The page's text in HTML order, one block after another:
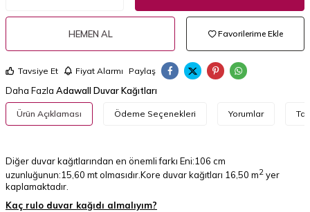
HEMEN AL Favorilerime Ekle
Tavsiye Et Fiyat Alarmı Paylaş
Daha Fazla Adawall Duvar Kağıtları
Ürün Açıklaması Ödeme Seçenekleri Yorumlar
Diğer duvar kağıtlarından en önemli farkı Eni:106 cm
uzunluğunun:15,60 mt olmasıdır.Kore duvar kağıtları 16,50 m2 yer
kaplamaktadır.
Kaç rulo duvar kağıdı almalıyım?